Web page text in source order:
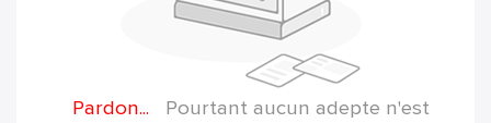
Pardon...
Pourtant aucun adepte n'est